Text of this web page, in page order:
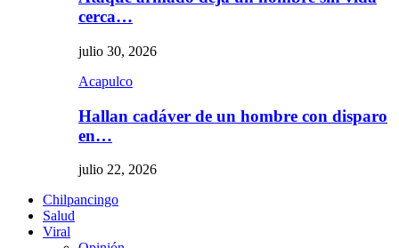
cerca…
julio 30, 2026
Acapulco
Hallan cadáver de un hombre con disparo
en…
julio 22, 2026
Chilpancingo
Salud
Viral